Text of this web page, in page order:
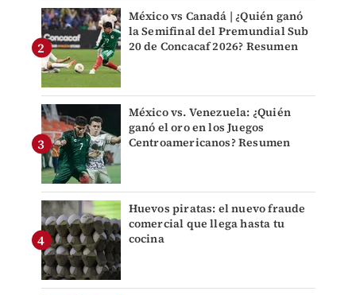
México vs Canadá | ¿Quién ganó
la Semifinal del Premundial Sub
20 de Concacaf 2026? Resumen
México vs. Venezuela: ¿Quién
ganó el oro en los Juegos
Centroamericanos? Resumen
Huevos piratas: el nuevo fraude
comercial que llega hasta tu
cocina